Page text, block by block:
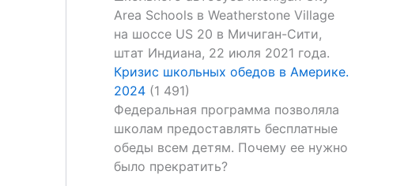
Кризис школьных обедов в Америке.
2024 (1 491)
Федеральная программа позволяла
школам предоставлять бесплатные
обеды всем детям. Почему ее нужно
было прекратить?